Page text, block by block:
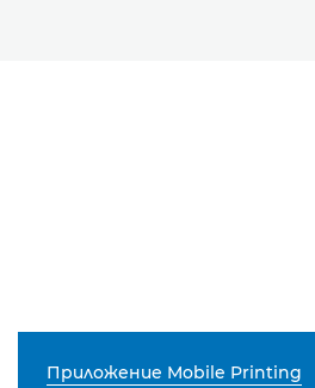
Приложение Mobile Printing